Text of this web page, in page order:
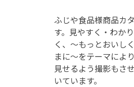
ふじや食品様商品カ
す。見やすく・わか
く、〜もっとおいし
まに〜をテーマによ
見せるよう撮影もさ
いています。